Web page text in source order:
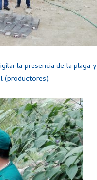
la presencia de la plaga y
(productores).